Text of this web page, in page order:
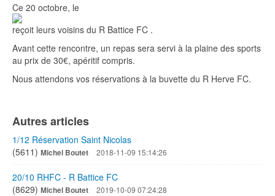
Ce 20 octobre, le
reçoit leurs voisins du R Battice FC .
Avant cette rencontre, un repas sera servi à la plaine des sports
au prix de 30€, apéritif compris.
Nous attendons vos réservations à la buvette du R Herve FC.
Autres articles
1/12 Réservation Saint Nicolas
(5611) Michel Boutet 2018-11-09 15:14:26
20/10 RHFC - R Battice FC
(8629) Michel Boutet 2019-10-09 07:24:28